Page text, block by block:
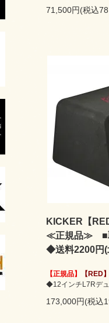
71,500円(税込
KICKER【
≪正規品≫ ■
◆送料2200円(
【正規品】
【RED
◆12インチL7Rデ
173,000円(税込